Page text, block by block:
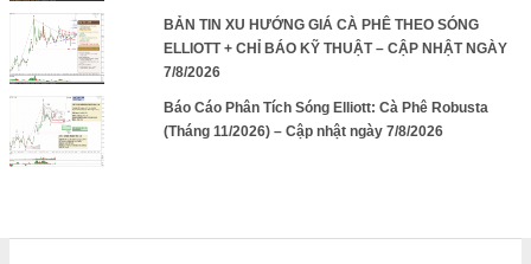
BẢN TIN XU HƯỚNG GIÁ CÀ PHÊ THEO SÓNG
ELLIOTT + CHỈ BÁO KỸ THUẬT – CẬP NHẬT NGÀY
7/8/2026
Báo Cáo Phân Tích Sóng Elliott: Cà Phê Robusta
(Tháng 11/2026) – Cập nhật ngày 7/8/2026